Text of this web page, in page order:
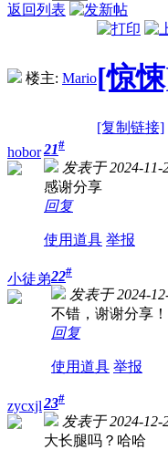
返回列表
楼主: Mario[惊
[复制链接]
hobor21#
发表于 2024-11-
感谢分享
回复
使用道具 举报
小徒弟22#
发表于 2024-
不错，谢谢分享！
回复
使用道具 举报
zycxjl23#
发表于 2024-12-
大长腿吗？哈哈